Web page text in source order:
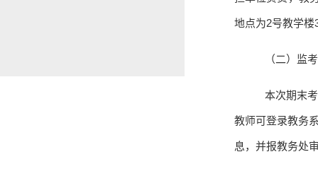
地点为2号教学楼
（二）监
本次期末
教师可登录教务
息，并报教务处